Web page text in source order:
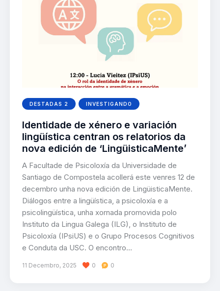
DESTADAS 2 INVESTIGANDO
Identidade de xénero e variación
lingüística centran os relatorios da
nova edición de ‘LingüisticaMente’
A Facultade de Psicoloxía da Universidade de
Santiago de Compostela acollerá este venres 12 de
decembro unha nova edición de LingüisticaMente.
Diálogos entre a lingüística, a psicoloxía e a
psicolingüística, unha xornada promovida polo
Instituto da Lingua Galega (ILG), o Instituto de
Psicoloxía (IPsiUS) e o Grupo Procesos Cognitivos
e Conduta da USC. O encontro…
11 Decembro, 2025 0 0